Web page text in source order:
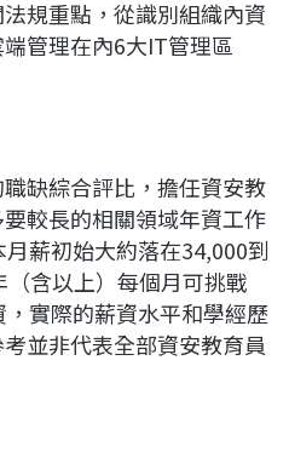
規重點，從識別組織內資
管理在內6大IT管理區
缺綜合評比，擔任資安教
較長的相關領域年資工作
薪初始大約落在34,000到
含以上）每個月可挑戰
實際的薪資水平和學經歷
並非代表全部資安教育員